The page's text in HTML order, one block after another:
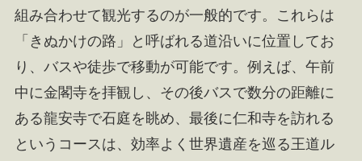
組み合わせて観光するのが一般的です。これらは
「きぬかけの路」と呼ばれる道沿いに位置してお
り、バスや徒歩で移動が可能です。例えば、午前
中に金閣寺を拝観し、その後バスで数分の距離に
ある龍安寺で石庭を眺め、最後に仁和寺を訪れる
というコースは、効率よく世界遺産を巡る王道ル